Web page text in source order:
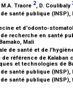
M.A. Traore 2, D. Coulibaly
santé publique
et d'odonto-
recherche en santé
Mali
de santé et de
de référence de
et technologies de
santé publique (INSP),
santé publique